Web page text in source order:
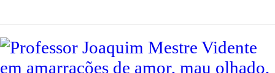
TESTEMUNHOS
INTERNACIONAL